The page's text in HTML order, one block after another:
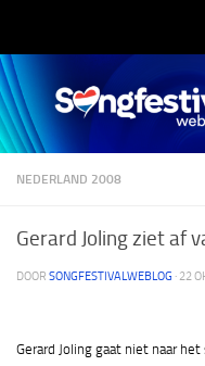
NEDERLAND 2008
Gerard Joling ziet af
DOOR SONGFESTIVALWEBLOG · 22
Gerard Joling gaat niet naar